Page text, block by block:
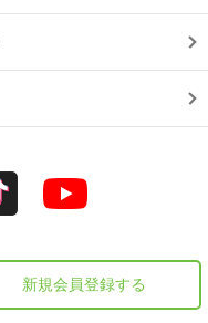
新規会員登録する